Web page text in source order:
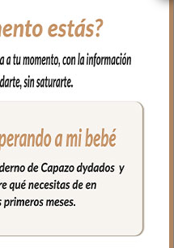
lavar
jabones no
carro al
de tu bebé
el interior y
interior
sus asas